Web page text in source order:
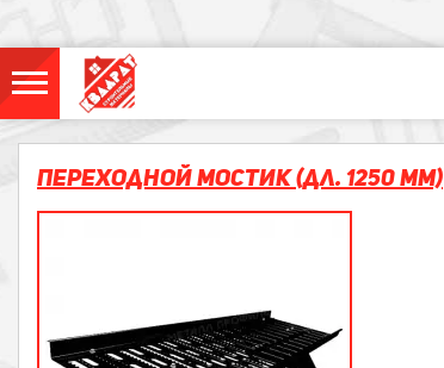
Переходной мостик (дл. 1250 мм)